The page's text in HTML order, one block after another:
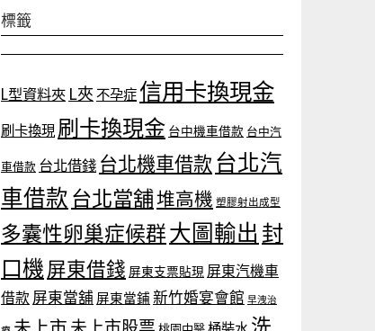
標籤
L型資料夾 L夾 不孕症 信用卡換現金
刷卡換現 刷卡換現金 台中機車借款 台中汽
車借款 台北借錢 台北機車借款 台北汽
車借款 台北當舖堆高機 塑膠射出成型
多囊性卵巢症候群大圖輸出 封
口機 屏東借錢 屏東支票貼現 屏東汽機車
借款 屏東當舖 屏東當鋪 新竹婚宴會館 早洩治
未上市 未上市股票 洗